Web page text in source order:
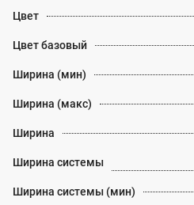
Цвет
Цвет базовый
Ширина (мин)
Ширина (макс)
Ширина
Ширина системы
Ширина системы (мин)